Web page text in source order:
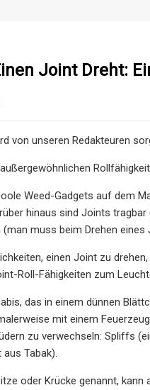
Joint Dreht:
von unseren Redakteuren
Weed-Gadgets auf dem
hinaus sind Joints
muss beim Drehen
einen Joint zu
Roll-Fähigkeiten zum
das in einem dünnen
mit einem
zu verwechseln: Spliffs
Tabak).
oder Krücke genannt,